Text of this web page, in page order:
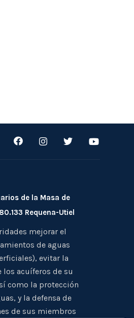
de la Masa de
Requena-Utiel
mejorar el
de aguas
evitar la
los acuíferos de su
como la protección
y la defensa de
de sus miembros